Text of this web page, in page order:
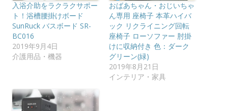
入浴介助をラクラクサポー
ト！浴槽腰掛けボード
SunRuck バスボード SR-
BC016
2019年9月4日
介護用品・機器
おばあちゃん・おじいちゃ
ん専用 座椅子 本革ハイバ
ック リクライニング回転
座椅子 ローソファー 肘掛
けに収納付き 色：ダーク
グリーン(緑)
2019年8月21日
インテリア・家具